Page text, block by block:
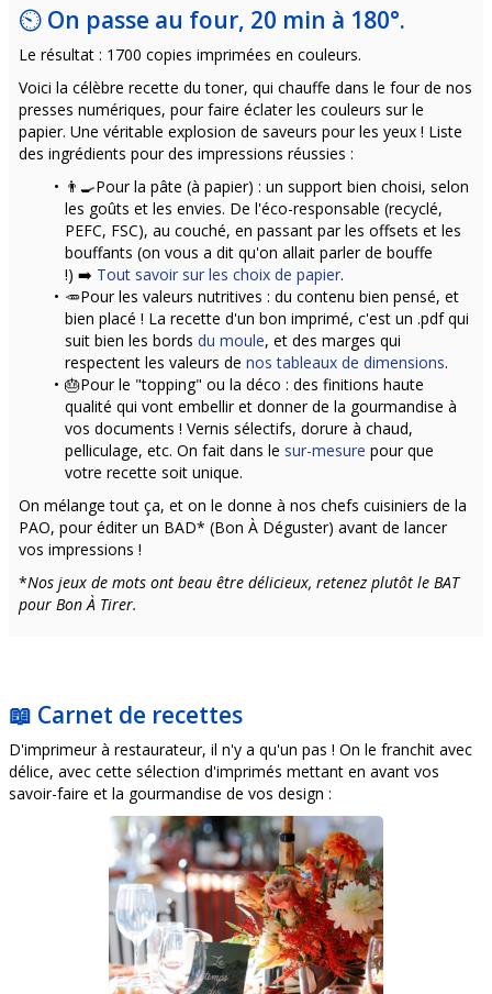
⏲️On passe au four, 20 min à 180°.
Le résultat : 1700 copies imprimées en couleurs.
Voici la célèbre recette du toner, qui chauffe dans le four de nos
presses numériques, pour faire éclater les couleurs sur le
papier. Une véritable explosion de saveurs pour les yeux ! Liste
des ingrédients pour des impressions réussies :
👨‍🍳Pour la pâte (à papier) : un support bien choisi, selon
les goûts et les envies. De l'éco-responsable (recyclé,
PEFC, FSC), au couché, en passant par les offsets et les
bouffants (on vous a dit qu'on allait parler de bouffe
!) ➡️ Tout savoir sur les choix de papier.
🥕Pour les valeurs nutritives : du contenu bien pensé, et
bien placé ! La recette d'un bon imprimé, c'est un .pdf qui
suit bien les bords du moule, et des marges qui
respectent les valeurs de nos tableaux de dimensions.
🎂Pour le "topping" ou la déco : des finitions haute
qualité qui vont embellir et donner de la gourmandise à
vos documents ! Vernis sélectifs, dorure à chaud,
pelliculage, etc. On fait dans le sur-mesure pour que
votre recette soit unique.
On mélange tout ça, et on le donne à nos chefs cuisiniers de la
PAO, pour éditer un BAD* (Bon À Déguster) avant de lancer
vos impressions !
*Nos jeux de mots ont beau être délicieux, retenez plutôt le BAT
pour Bon À Tirer.
📖 Carnet de recettes
D'imprimeur à restaurateur, il n'y a qu'un pas ! On le franchit avec
délice, avec cette sélection d'imprimés mettant en avant vos
savoir-faire et la gourmandise de vos design :